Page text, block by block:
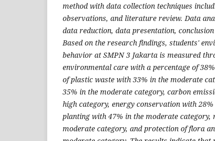
method with data collection techniques
observations, and literature review. Data
data reduction, data presentation,
Based on the research findings, students'
behavior at SMPN 3 Jakarta is measured
environmental care with a percentage of
of plastic waste with 33% in the moderate
35% in the moderate category, carbon
high category, energy conservation with
planting with 47% in the moderate category,
moderate category, and protection of flora